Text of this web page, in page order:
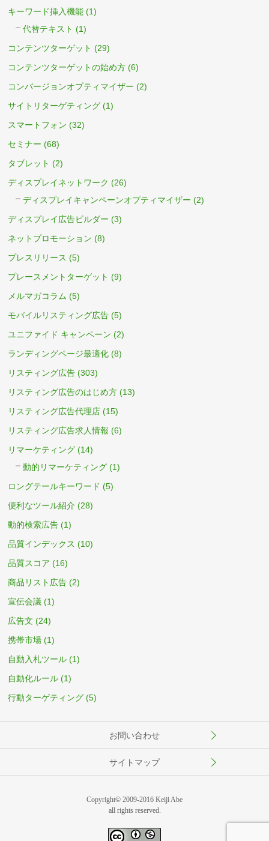
キーワード挿入機能 (1)
代替テキスト (1)
コンテンツターゲット (29)
コンテンツターゲットの始め方 (6)
コンバージョンオプティマイザー (2)
サイトリターゲティング (1)
スマートフォン (32)
セミナー (68)
タブレット (2)
ディスプレイネットワーク (26)
ディスプレイキャンペーンオプティマイザー (2)
ディスプレイ広告ビルダー (3)
ネットプロモーション (8)
プレスリリース (5)
プレースメントターゲット (9)
メルマガコラム (5)
モバイルリスティング広告 (5)
ユニファイド キャンペーン (2)
ランディングページ最適化 (8)
リスティング広告 (303)
リスティング広告のはじめ方 (13)
リスティング広告代理店 (15)
リスティング広告求人情報 (6)
リマーケティング (14)
動的リマーケティング (1)
ロングテールキーワード (5)
便利なツール紹介 (28)
動的検索広告 (1)
品質インデックス (10)
品質スコア (16)
商品リスト広告 (2)
宣伝会議 (1)
広告文 (24)
携帯市場 (1)
自動入札ツール (1)
自動化ルール (1)
行動ターゲティング (5)
お問い合わせ
サイトマップ
Copyright© 2009-2016 Keiji Abe
all rights reserved.